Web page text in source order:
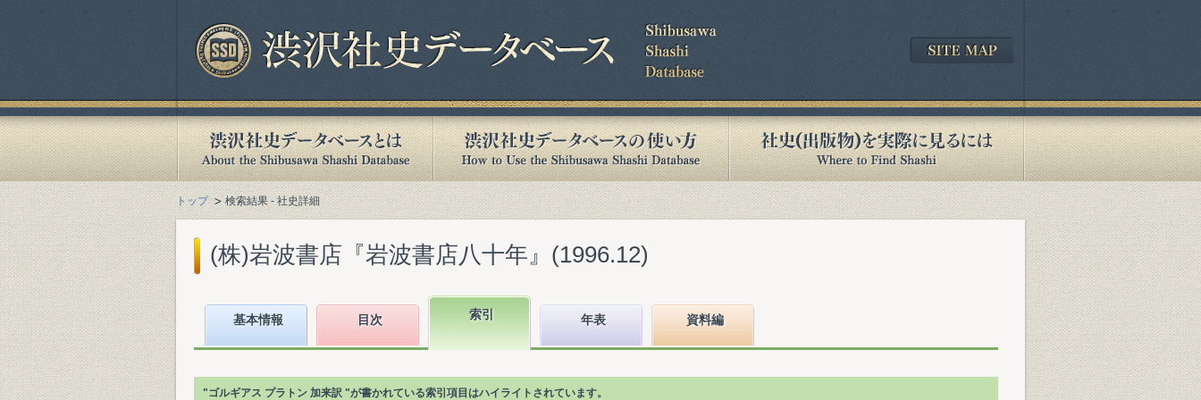
トップ 検索結果 - 社史詳細
(株)岩波書店『岩波書店八十年』(1996.12)
基本情報 目次 索引 年表 資料編
"ゴルギアス プラトン 加来訳 "が書かれている索引項目はハイライトされています。